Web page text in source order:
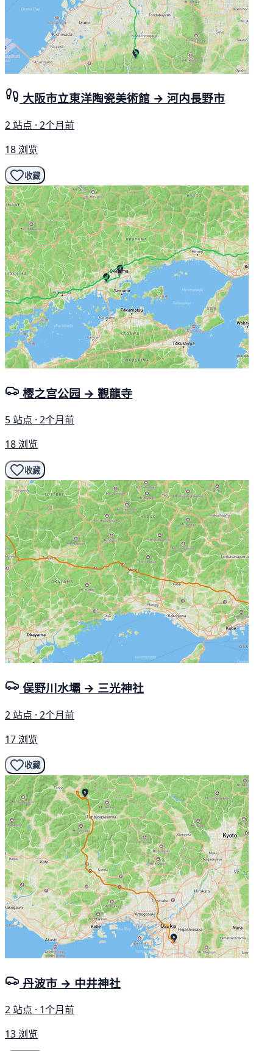
大阪市立東洋陶瓷美術館 → 河内長野市
2 站点 · 2个月前
18 浏览
收藏
樱之宫公园 → 觀龍寺
5 站点 · 2个月前
18 浏览
收藏
俣野川水壩 → 三光神社
2 站点 · 2个月前
17 浏览
收藏
丹波市 → 中井神社
2 站点 · 1个月前
13 浏览